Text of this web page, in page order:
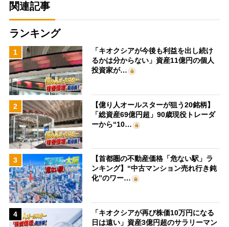
関連記事
ランキング
1
「キオクシアが今後も利益を出し続け
るかは分からない」資産11億円の個人
投資家が…
2
【億り人オールスターが狙う20銘柄】
「総資産69億円超」90歳現役トレーダ
ーから“10…
3
【首都圏の不動産価格「危ない駅」ラ
ンキング】“中古マンション売れ行き鈍
化”のワー…
4
「キオクシアが再び株価10万円になる
日は遠い」資産3億円超のサラリーマン